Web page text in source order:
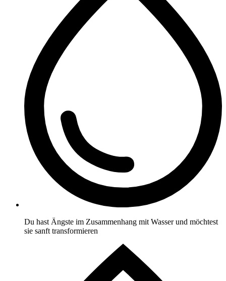
Du hast Ängste im Zusammenhang mit Wasser und möchtest
sie sanft transformieren